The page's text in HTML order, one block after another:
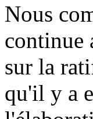
Nous
continue
sur la
qu'il y a